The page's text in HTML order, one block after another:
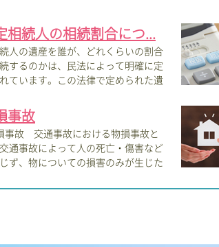
相続人の相続割合につ...
人の遺産を誰が、どれくらいの割合
するのかは、民法によって明確に定
ています。この法律で定められた遺
事故
事故 交通事故における物損事故と
通事故によって人の死亡・傷害など
ず、物についての損害のみが生じた